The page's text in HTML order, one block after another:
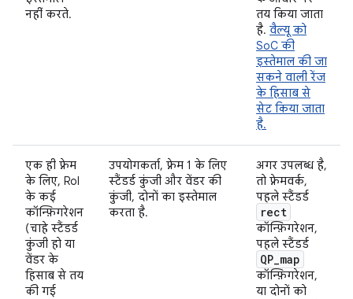
नहीं करते.
तय किया जाता
है. वैल्यू को
SoC की
इस्तेमाल की जा
सकने वाली रेंज
के हिसाब से
सेट किया जाता
है.
एक ही फ़्रेम
के लिए, RoI
के कई
कॉन्फ़िगरेशन
(चाहे स्टैंडर्ड
कुंजी हो या
वेंडर के
हिसाब से तय
की गई
उपयोगकर्ता, फ़्रेम 1 के लिए
स्टैंडर्ड कुंजी और वेंडर की
कुंजी, दोनों का इस्तेमाल
करता है.
अगर उपलब्ध है,
तो फ़्रेमवर्क,
पहले स्टैंडर्ड
rect
कॉन्फ़िगरेशन,
पहले स्टैंडर्ड
QP_map
कॉन्फ़िगरेशन,
या दोनों को